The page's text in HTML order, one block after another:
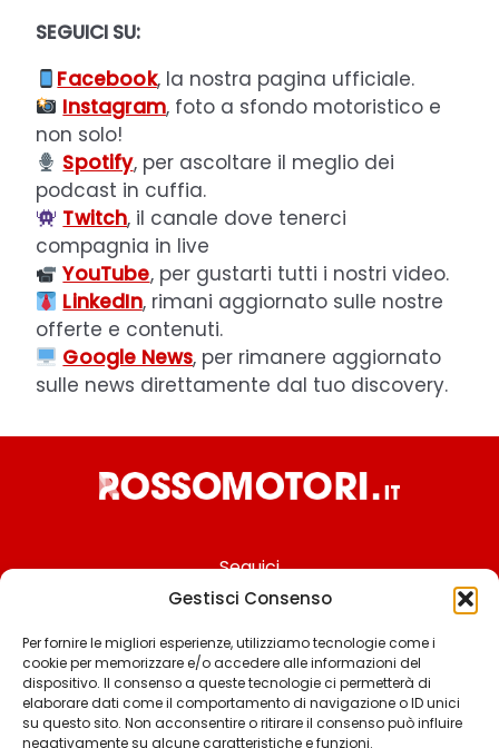
Gestisci Consenso
Per fornire le migliori esperienze, utilizziamo tecnologie come i
cookie per memorizzare e/o accedere alle informazioni del
dispositivo. Il consenso a queste tecnologie ci permetterà di
elaborare dati come il comportamento di navigazione o ID unici
su questo sito. Non acconsentire o ritirare il consenso può influire
negativamente su alcune caratteristiche e funzioni.
SEGUICI SU:
Facebook, la nostra pagina ufficiale.
Instagram, foto a sfondo motoristico e
non solo!
Spotify, per ascoltare il meglio dei
podcast in cuffia.
Twitch, il canale dove tenerci
compagnia in live
YouTube, per gustarti tutti i nostri video.
LinkedIn, rimani aggiornato sulle nostre
offerte e contenuti.
Google News, per rimanere aggiornato
sulle news direttamente dal tuo discovery.
Seguici
Chi siamo
Contattaci